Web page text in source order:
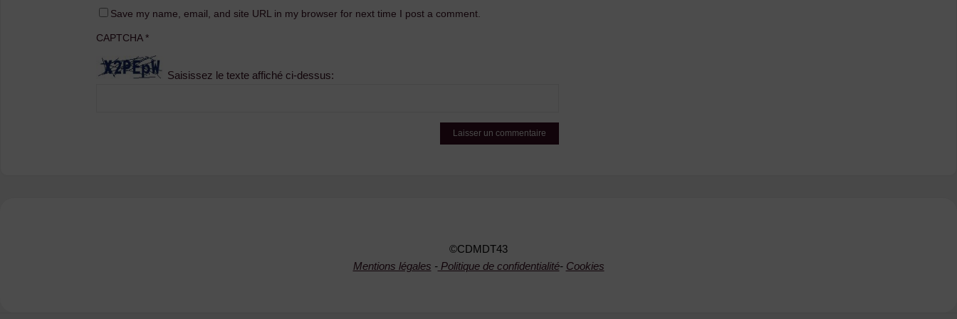
Save my name, email, and site URL in my browser for next time I post a comment.
CAPTCHA*
Saisissez le texte affiché ci-dessus:
©CDMDT43
Mentions légales -Politique de confidentialité- Cookies